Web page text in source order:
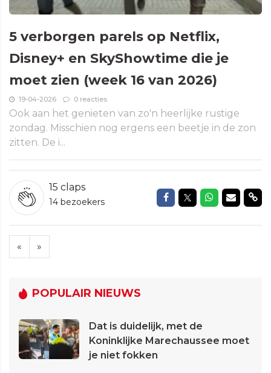
5 verborgen parels op Netflix,
Disney+ en SkyShowtime die je
moet zien (week 16 van 2026)
19-04-2026 0 reacties
Ook aan het genieten van zo'n heerlijke rustige
zondag. Misschien nog ergens een beetje in de zon
zitten. De i...
15 claps
14 bezoekers Delen op Facebook
Delen opDelen op
Delen
« »
POPULAIR NIEUWS
Dat is duidelijk, met de
Koninklijke Marechaussee moet
je niet fokken